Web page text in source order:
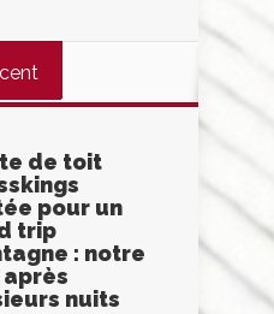
de toit
pour un
trip
: notre
après
nuits